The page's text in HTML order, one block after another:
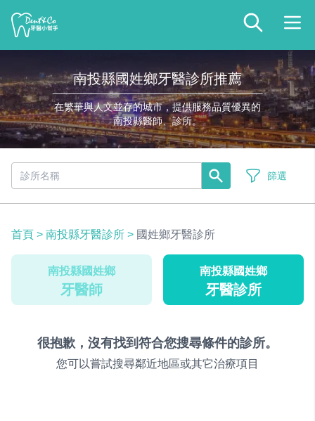
南投縣國姓鄉牙醫診所推薦
在繁華與人文並存的城市，提供服務品質優異的
南投縣醫師、診所。
篩選
首頁 > 南投縣牙醫診所 > 國姓鄉牙醫診所
南投縣國姓鄉
牙醫師
南投縣國姓鄉
牙醫診所
很抱歉，沒有找到符合您搜尋條件的診所。
您可以嘗試搜尋鄰近地區或其它治療項目